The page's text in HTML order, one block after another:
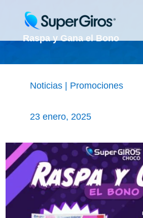
Raspa y Gana el Bono
Noticias| Promociones
23 enero, 2025